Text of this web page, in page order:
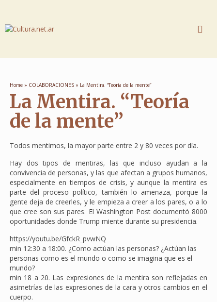
Home » COLABORACIONES » La Mentira. “Teoría de la mente”
La Mentira. “Teoría
de la mente”
Todos mentimos, la mayor parte entre 2 y 80 veces por día.
Hay dos tipos de mentiras, las que incluso ayudan a la
convivencia de personas, y las que afectan a grupos humanos,
especialmente en tiempos de crisis, y aunque la mentira es
parte del proceso político, también lo amenaza, porque la
gente deja de creerles, y le empieza a creer a los pares, o a lo
que cree son sus pares. El Washington Post documentó 8000
oportunidades donde Trump miente durante su presidencia.
https://youtu.be/GfckR_pvwNQ
min 12:30 a 18:00. ¿Como actúan las personas? ¿Actúan las
personas como es el mundo o como se imagina que es el
mundo?
min 18 a 20. Las expresiones de la mentira son reflejadas en
asimetrías de las expresiones de la cara y otros cambios en el
cuerpo.